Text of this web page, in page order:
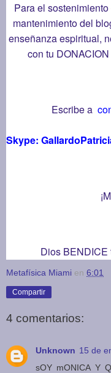
Para el
mantenimiento del
enseñanza espiritual,
con tu
Escribe a
Skype:
Dios BENDICE
Metafísica Miami en 6:01
Compartir
4 comentarios:
Unknown 15 de
sOY mONICA Y